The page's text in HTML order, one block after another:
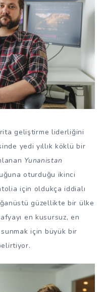
geliştirme liderliğini
yedi yıllık köklü bir
Yunanistan
oturduğu ikinci
için oldukça iddialı
güzellikte bir ülke
en kusursuz, en
için büyük bir